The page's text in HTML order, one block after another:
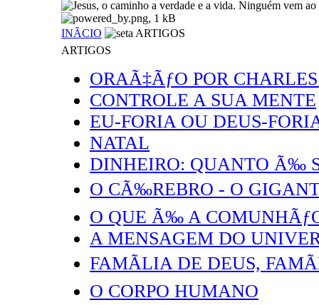
INÃCIO
ARTIGOS
ARTIGOS
ORAÃ‡ÃƒO POR
CONTROLE A SUA MENTE
EU-FORIA OU DEUS-
NATAL
DINHEIRO: QUANTO Ã‰
O CÃ‰REBRO - O
O QUE Ã‰ A
A MENSAGEM DO
FAMÃLIA DE DEUS,
O CORPO HUMANO